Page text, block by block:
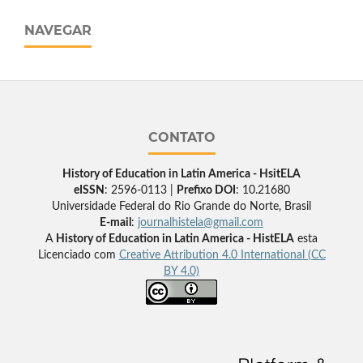
NAVEGAR
CONTATO
History of Education in Latin America - HsitELA
eISSN : 2596-0113 | Prefixo DOI : 10.21680
Universidade Federal do Rio Grande do Norte, Brasil
E-mail : journalhistela@gmail.com
A History of Education in Latin America - HistELA esta
Licenciado com Creative Attribution 4.0 International (CC
BY 4.0)